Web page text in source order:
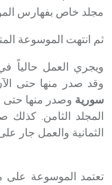
مجلد خاص بفهارس
ثم انتهت الموسوعة
ويجري العمل حالياً
وقد صدر منها حتى
سورية وصدر منها حتى
المجلد الثامن. كذلك
الثمانية والعمل جار
تعتمد الموسوعة على